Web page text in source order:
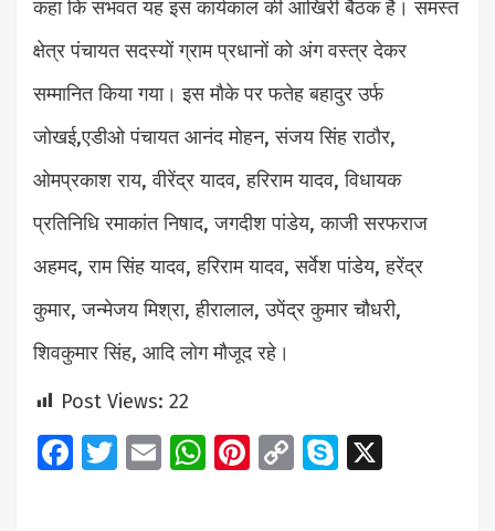
कहा कि संभवत यह इस कार्यकाल की आखिरी बैठक है। समस्त
क्षेत्र पंचायत सदस्यों ग्राम प्रधानों को अंग वस्त्र देकर
सम्मानित किया गया। इस मौके पर फतेह बहादुर उर्फ
जोखई,एडीओ पंचायत आनंद मोहन, संजय सिंह राठौर,
ओमप्रकाश राय, वीरेंद्र यादव, हरिराम यादव, विधायक
प्रतिनिधि रमाकांत निषाद, जगदीश पांडेय, काजी सरफराज
अहमद, राम सिंह यादव, हरिराम यादव, सर्वेश पांडेय, हरेंद्र
कुमार, जन्मेजय मिश्रा, हीरालाल, उपेंद्र कुमार चौधरी,
शिवकुमार सिंह, आदि लोग मौजूद रहे।
Post Views: 22
Facebook
Twitter
EmailWhatsApp
Pinterest
CopySkype